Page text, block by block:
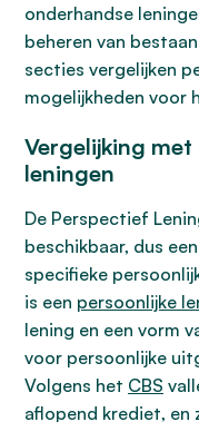
onderhandse
beheren van
secties vergelijken
mogelijkheden voor
Vergelijking
leningen
De Perspectief
beschikbaar, dus
specifieke
is een persoonlijke
lening en een vorm
voor persoonlijke
Volgens het CBS
aflopend krediet,